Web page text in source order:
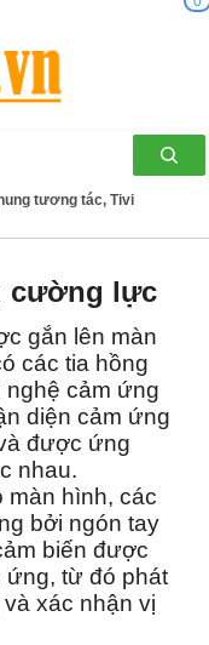
tương tác, Tivi
cường lực
gắn lên màn
các tia hồng
nghệ cảm ứng
diện cảm ứng
được ứng
nhau.
màn hình, các
bởi ngón tay
biến được
ứng, từ đó phát
xác nhận vị